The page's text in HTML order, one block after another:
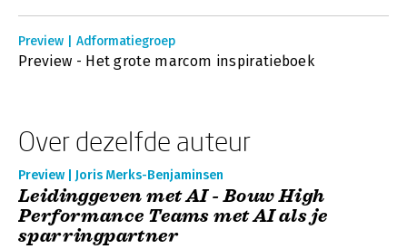
Preview | Adformatiegroep
Preview - Het grote marcom inspiratieboek
Over dezelfde auteur
Preview | Joris Merks-Benjaminsen
Leidinggeven met AI - Bouw High
Performance Teams met AI als je
sparringpartner